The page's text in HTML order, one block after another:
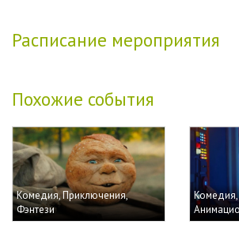
Расписание мероприятия
Похожие события
Комедия, Приключения,
Фэнтези